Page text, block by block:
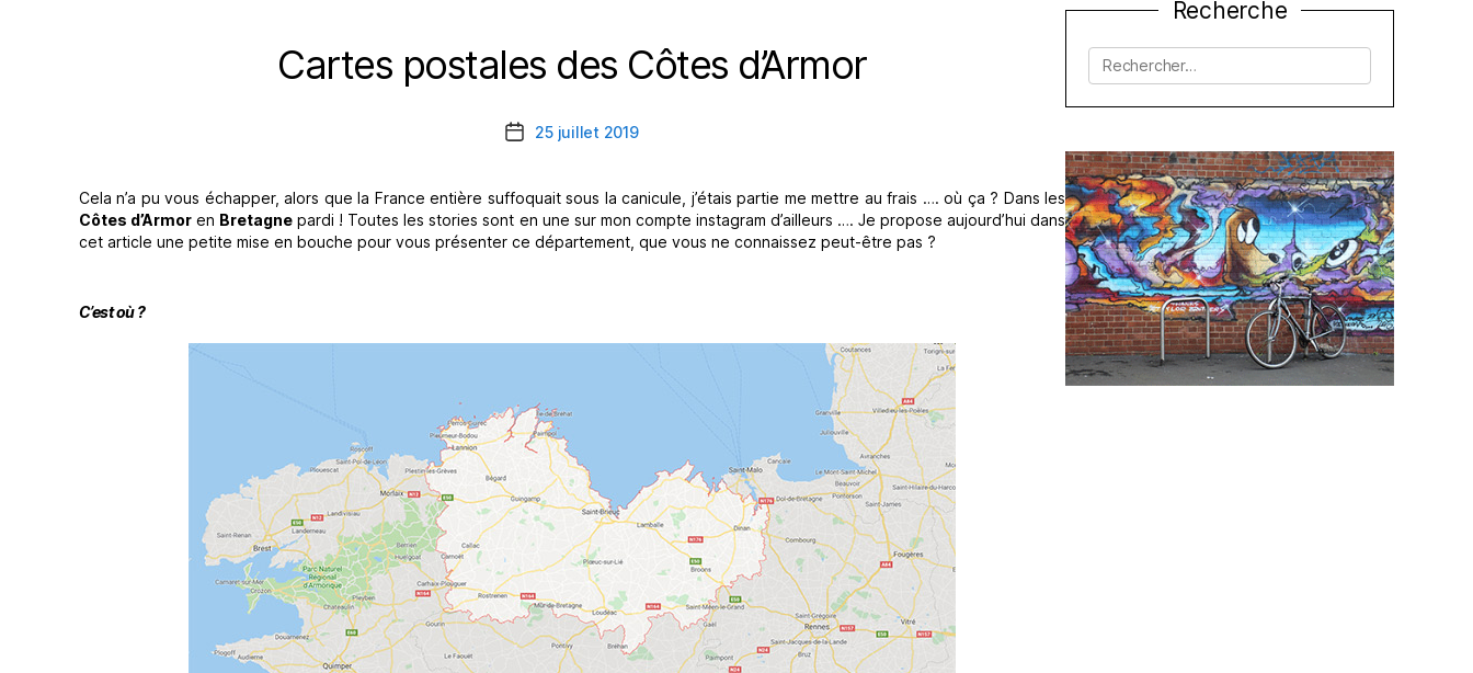
Catégories
Cartes postales des Côtes d’Armor
Date25 juillet 2019
Cela n’a pu vous échapper, alors que la France entière suffoquait sous la canicule, j’étais partie me mettre au frais …. où ça ? Dans les
Côtes d’Armor en Bretagne pardi ! Toutes les stories sont en une sur mon compte instagram d’ailleurs …. Je propose aujourd’hui dans
cet article une petite mise en bouche pour vous présenter ce département, que vous ne connaissez peut-être pas ?
C’est où ?
Recherche
Rechercher :